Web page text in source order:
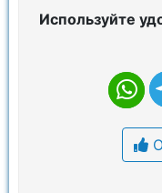
Используйте